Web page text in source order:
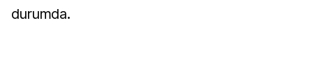
durumda.